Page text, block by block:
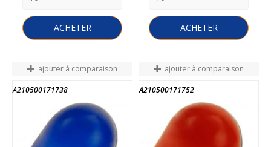
ACHETER ACHETER
ajouter à comparaison
A210500171738
ajouter à comparaison
A210500171752